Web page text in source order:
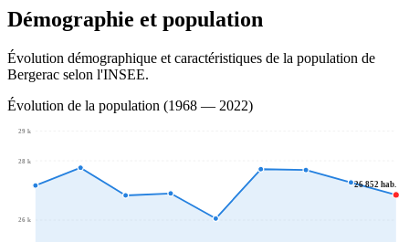
Démographie et population
Évolution démographique et caractéristiques de la population de
Bergerac selon l'INSEE.
Évolution de la population (1968 — 2022)
26 k
28 k
29 k
26 852 hab.